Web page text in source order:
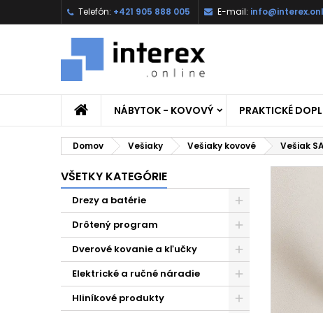
Telefón: +421 905 888 005 E-mail:
NÁBYTOK - KOVOVÝ PRAKTICKÉ
Domov Vešiaky Vešiaky kovové Vešiak
VŠETKY KATEGÓRIE
Drezy a batérie
Drôtený program
Dverové kovanie a kľučky
Elektrické a ručné náradie
Hliníkové produkty